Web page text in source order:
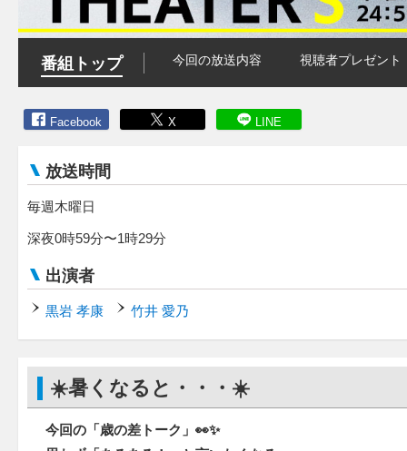
番組トップ 今回の放送内容 視聴者プレゼント
Facebook X LINE
放送時間
毎週木曜日
深夜0時59分〜1時29分
出演者
黒岩 孝康 竹井 愛乃
☀️暑くなると・・・☀️
今回の「歳の差トーク」👀✨